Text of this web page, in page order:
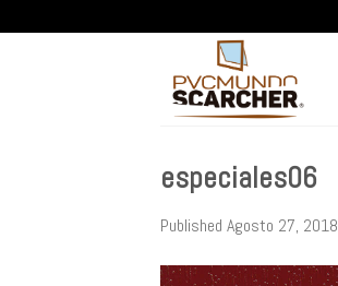
to
especiales06
Published Agosto 27, 2018